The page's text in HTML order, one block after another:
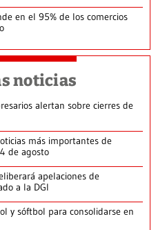
en el 95% de los comercios
noticias
alertan sobre cierres de
más importantes de
de agosto
apelaciones de
a la DGI
y sóftbol para consolidarse en